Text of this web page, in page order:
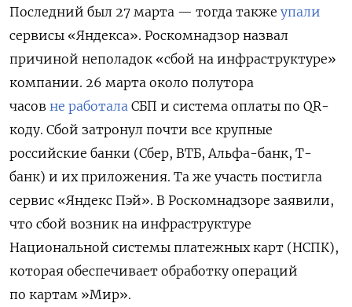
Последний был 27 марта — тогда также упали
сервисы «Яндекса». Роскомнадзор назвал
причиной неполадок «сбой на инфраструктуре»
компании. 26 марта около полутора
часов не работала СБП и система оплаты по QR-
коду. Сбой затронул почти все крупные
российские банки (Сбер, ВТБ, Альфа-банк, Т-
банк) и их приложения. Та же участь постигла
сервис «Яндекс Пэй». В Роскомнадзоре заявили,
что сбой возник на инфраструктуре
Национальной системы платежных карт (НСПК),
которая обеспечивает обработку операций
по картам »Мир».